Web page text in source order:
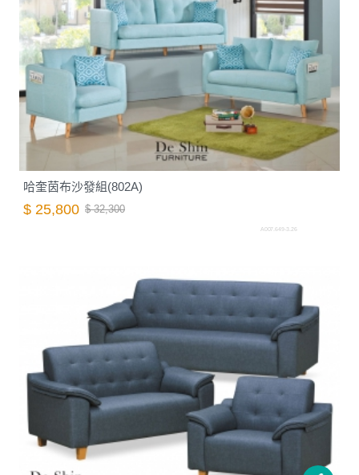
哈奎茵布沙發組(802A)
$ 25,800 $ 32,300
A007.649-3.26